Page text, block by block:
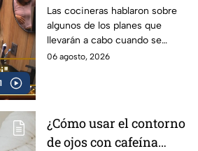
a celebrar su
cumpleaños cuando
salga de MasterChef
24/7 (VIDEO)
Las cocineras hablaron sobre
algunos de los planes que
llevarán a cabo cuando se
termine la competencia
06 agosto, 2026
¿Cómo usar el contorno
de ojos con cafeína